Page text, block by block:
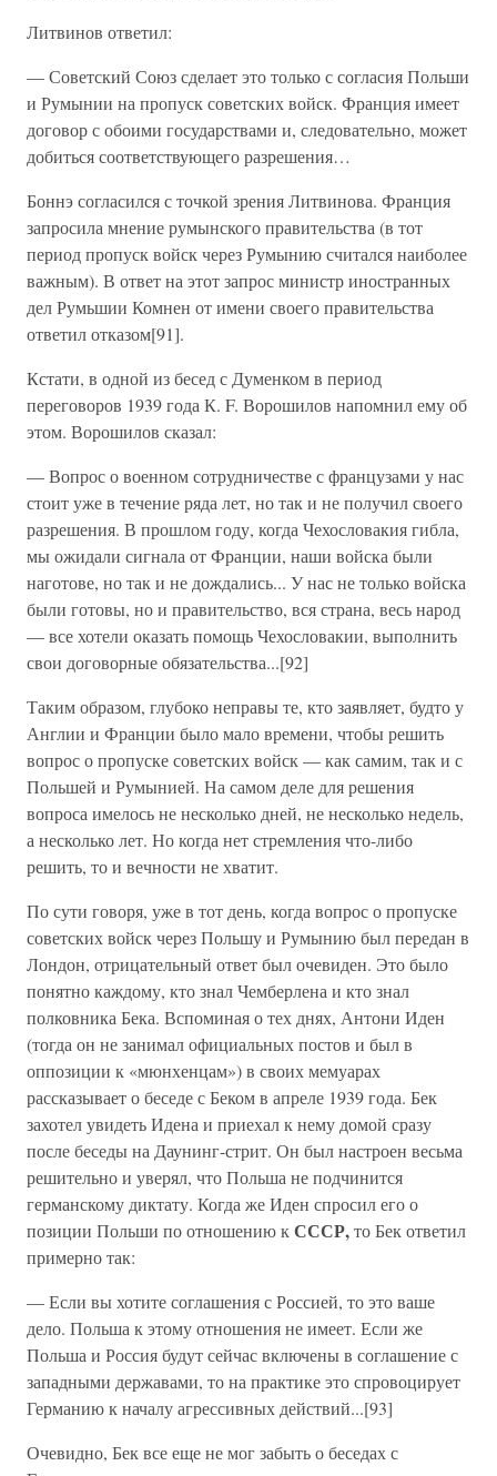
Литвинов ответил:
— Советский Союз сделает это только с согласия Польши
и Румынии на пропуск советских войск. Франция имеет
договор с обоими государствами и, следовательно, может
добиться соответствующего разрешения…
Боннэ согласился с точкой зрения Литвинова. Франция
запросила мнение румынского правительства (в тот
период пропуск войск через Румынию считался наиболее
важным). В ответ на этот запрос министр иностранных
дел Румьшии Комнен от имени своего правительства
ответил отказом[91].
Кстати, в одной из бесед с Думенком в период
переговоров 1939 года К. F. Ворошилов напомнил ему об
этом. Ворошилов сказал:
— Вопрос о военном сотрудничестве с французами у нас
стоит уже в течение ряда лет, но так и не получил своего
разрешения. В прошлом году, когда Чехословакия гибла,
мы ожидали сигнала от Франции, наши войска были
наготове, но так и не дождались... У нас не только войска
были готовы, но и правительство, вся страна, весь народ
— все хотели оказать помощь Чехословакии, выполнить
свои договорные обязательства...[92]
Таким образом, глубоко неправы те, кто заявляет, будто у
Англии и Франции было мало времени, чтобы решить
вопрос о пропуске советских войск — как самим, так и с
Польшей и Румынией. На самом деле для решения
вопроса имелось не несколько дней, не несколько недель,
а несколько лет. Но когда нет стремления что-либо
решить, то и вечности не хватит.
По сути говоря, уже в тот день, когда вопрос о пропуске
советских войск через Польшу и Румынию был передан в
Лондон, отрицательный ответ был очевиден. Это было
понятно каждому, кто знал Чемберлена и кто знал
полковника Бека. Вспоминая о тех днях, Антони Иден
(тогда он не занимал официальных постов и был в
оппозиции к «мюнхенцам») в своих мемуарах
рассказывает о беседе с Беком в апреле 1939 года. Бек
захотел увидеть Идена и приехал к нему домой сразу
после беседы на Даунинг-стрит. Он был настроен весьма
решительно и уверял, что Польша не подчинится
германскому диктату. Когда же Иден спросил его о
позиции Польши по отношению кСССР,то Бек ответил
примерно так:
— Если вы хотите соглашения с Россией, то это ваше
дело. Польша к этому отношения не имеет. Если же
Польша и Россия будут сейчас включены в соглашение с
западными державами, то на практике это спровоцирует
Германию к началу агрессивных действий...[93]
Очевидно, Бек все еще не мог забыть о беседах с